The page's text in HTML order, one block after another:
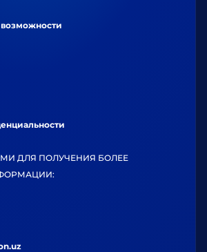
ДЛЯ ПОЛУЧЕНИЯ БОЛЕЕ